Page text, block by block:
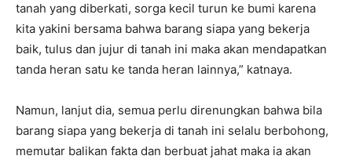
tanah yang diberkati, sorga kecil turun ke bumi karena
kita yakini bersama bahwa barang siapa yang bekerja
baik, tulus dan jujur di tanah ini maka akan mendapatkan
tanda heran satu ke tanda heran lainnya,” katnaya.
Namun, lanjut dia, semua perlu direnungkan bahwa bila
barang siapa yang bekerja di tanah ini selalu berbohong,
memutar balikan fakta dan berbuat jahat maka ia akan